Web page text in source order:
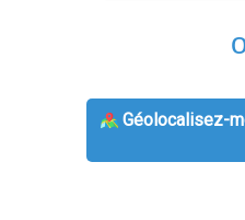
Géolocalisez-